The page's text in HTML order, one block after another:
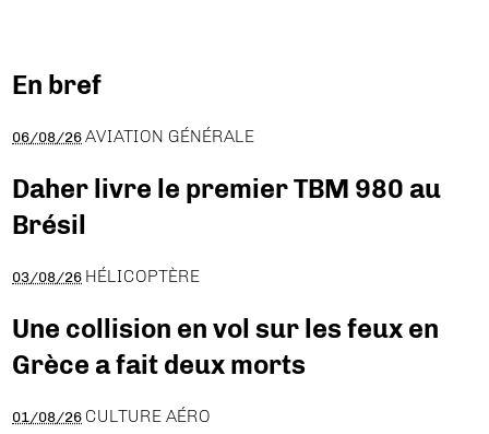
En bref
06/08/26 AVIATION GÉNÉRALE
Daher livre le premier TBM 980 au
Brésil
03/08/26 HÉLICOPTÈRE
Une collision en vol sur les feux en
Grèce a fait deux morts
01/08/26 CULTURE AÉRO